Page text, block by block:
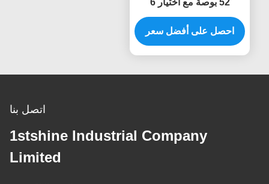
52 بوصة مع اختيار 6
سرعات والتحكم عن بعد
الذكي لمصدر الطاقة
المستمرة
احصل على أفضل سعر
اتصل بنا
1stshine Industrial Company
Limited